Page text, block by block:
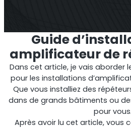
Guide
amplificateur de
Dans cet article, je vais aborder
pour les installations
Que vous installiez des
dans de grands bâtiments ou
pour vous.
Après avoir lu cet article, vous